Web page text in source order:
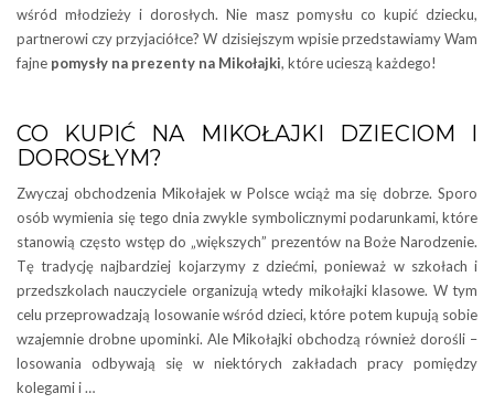
wśród młodzieży i dorosłych. Nie masz pomysłu co kupić dziecku,
partnerowi czy przyjaciółce? W dzisiejszym wpisie przedstawiamy Wam
fajne pomysły na prezenty na Mikołajki, które ucieszą każdego!
CO KUPIĆ NA MIKOŁAJKI DZIECIOM I
DOROSŁYM?
Zwyczaj obchodzenia Mikołajek w Polsce wciąż ma się dobrze. Sporo
osób wymienia się tego dnia zwykle symbolicznymi podarunkami, które
stanowią często wstęp do „większych” prezentów na Boże Narodzenie.
Tę tradycję najbardziej kojarzymy z dziećmi, ponieważ w szkołach i
przedszkolach nauczyciele organizują wtedy mikołajki klasowe. W tym
celu przeprowadzają losowanie wśród dzieci, które potem kupują sobie
wzajemnie drobne upominki. Ale Mikołajki obchodzą również dorośli –
losowania odbywają się w niektórych zakładach pracy pomiędzy
kolegami i …